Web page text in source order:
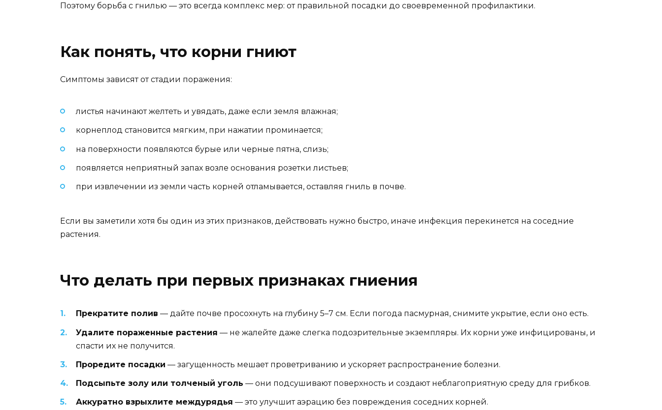
Поэтому борьба с гнилью — это всегда комплекс мер: от правильной посадки до своевременной профилактики.
Как понять, что корни гниют
Симптомы зависят от стадии поражения:
листья начинают желтеть и увядать, даже если земля влажная;
корнеплод становится мягким, при нажатии проминается;
на поверхности появляются бурые или черные пятна, слизь;
появляется неприятный запах возле основания розетки листьев;
при извлечении из земли часть корней отламывается, оставляя гниль в почве.
Если вы заметили хотя бы один из этих признаков, действовать нужно быстро, иначе инфекция перекинется на соседние
растения.
Что делать при первых признаках гниения
Прекратите полив — дайте почве просохнуть на глубину 5–7 см. Если погода пасмурная, снимите укрытие, если оно есть.
Удалите пораженные растения — не жалейте даже слегка подозрительные экземпляры. Их корни уже инфицированы, и
спасти их не получится.
Проредите посадки — загущенность мешает проветриванию и ускоряет распространение болезни.
Подсыпьте золу или толченый уголь — они подсушивают поверхность и создают неблагоприятную среду для грибков.
Аккуратно взрыхлите междурядья — это улучшит аэрацию без повреждения соседних корней.